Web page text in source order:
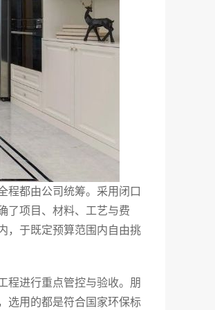
程都由公司统筹。采用闭口
了项目、材料、工艺与费
，于既定预算范围内自由挑
程进行重点管控与验收。朋
选用的都是符合国家环保标